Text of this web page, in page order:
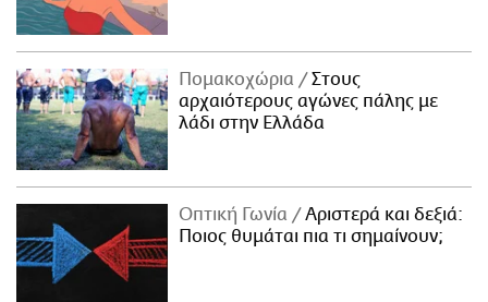
Πομακοχώρια
Στους
αρχαιότερους αγώνες πάλης με
λάδι στην Ελλάδα
Οπτική Γωνία
Αριστερά και δεξιά:
Ποιος θυμάται πια τι σημαίνουν;